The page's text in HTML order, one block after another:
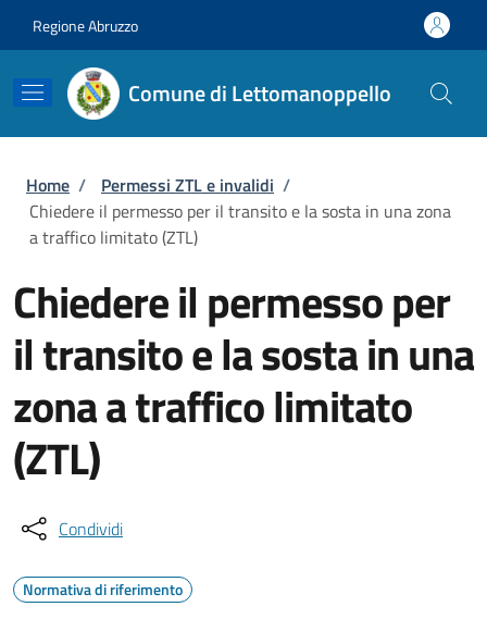
Regione Abruzzo
Comune di Lettomanoppello
Briciole di pane
Home / Permessi ZTL e invalidi /
Chiedere il permesso per il transito e la sosta in una zona
a traffico limitato (ZTL)
Chiedere il permesso per
il transito e la sosta in una
zona a traffico limitato
(ZTL)
Condividi
Normativa di riferimento